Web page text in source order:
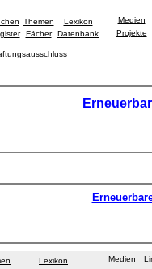
Themen
Lexikon
Fächer Datenbank
Medien
Projekte
Lexikon
Medien